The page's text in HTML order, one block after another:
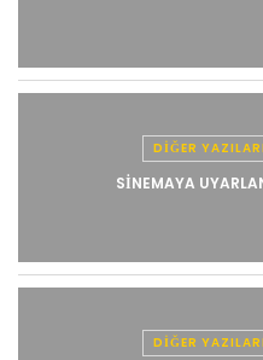
DIĞER
SINEMAYA
DIĞER